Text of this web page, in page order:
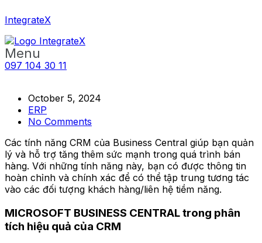
IntegrateX
Menu
097 104 30 11
October 5, 2024
ERP
No Comments
Các tính năng CRM của Business Central giúp bạn quản
lý và hỗ trợ tăng thêm sức mạnh trong quá trình bán
hàng. Với những tính năng này, bạn có được thông tin
hoàn chỉnh và chính xác để có thể tập trung tương tác
vào các đối tượng khách hàng/liên hệ tiềm năng.
MICROSOFT BUSINESS CENTRAL trong phân
tích hiệu quả của CRM